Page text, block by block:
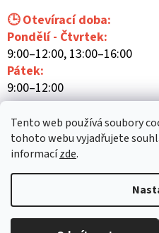
Tento web používá soubory
tohoto webu vyjadřujete
informacízde.
🕒 Otevírací doba:
Pondělí - Čtvrtek:
9:00–12:00, 13:00–16:00
Pátek:
9:00–12:00
Copyright 2026Optipartner.